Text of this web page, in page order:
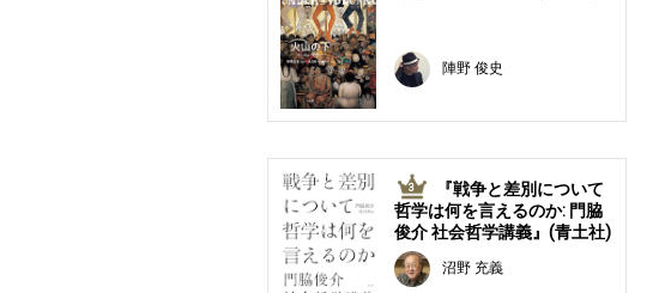
陣野 俊史
3
『戦争と差別について
哲学は何を言えるのか: 門脇
俊介 社会哲学講義』(青土社)
沼野 充義